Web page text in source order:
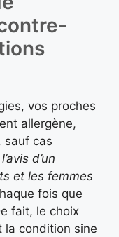
vos proches
allergène,
sauf cas
d’un
et les femmes
fois que
fait, le choix
la condition sine